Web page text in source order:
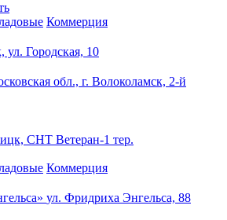
Коммерция
ул. Городская, 10
обл., г. Волоколамск, 2-й
СНТ Ветеран-1 тер.
Коммерция
ул. Фридриха Энгельса, 88